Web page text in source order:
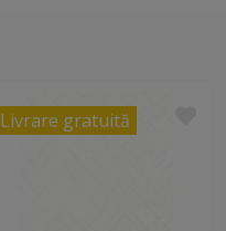
Livrare gratuită